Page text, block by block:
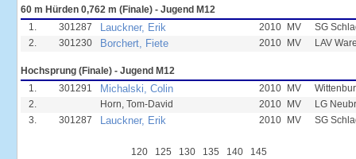
60 m Hürden 0,762 m (Finale) - Jugend M12
1.
301287 Lauckner, Erik 2010 MV
SG
2.
301230 Borchert, Fiete 2010 MV LAV
Hochsprung (Finale) - Jugend M12
1.
301291 Michalski, Colin 2010 MV
2.
Horn, Tom-David 2010 MV
LG
3.
301287 Lauckner, Erik 2010 MV SG
120 125 130 135 140
145